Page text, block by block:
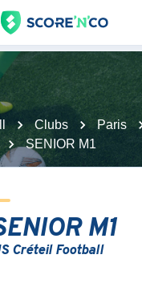
Clubs
Paris
SENIOR M1
M1
Créteil Football